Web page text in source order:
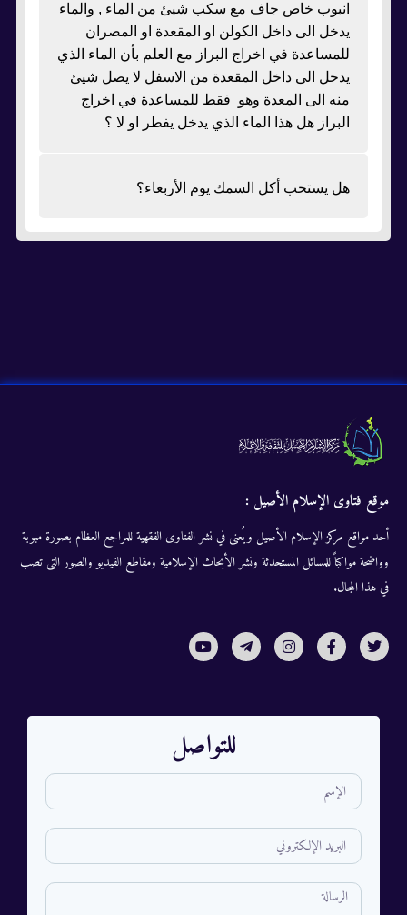
انبوب خاص جاف مع سكب شيئ من الماء , والماء
يدخل الى داخل الكولن او المقعدة او المصران
للمساعدة في اخراج البراز مع العلم بأن الماء الذي
يدحل الى داخل المقعدة من الاسفل لا يصل شيئ
منه الى المعدة وهو فقط للمساعدة في اخراج
البراز هل هذا الماء الذي يدخل يفطر او لا ؟
هل يستحب أكل السمك يوم الأربعاء؟
موقع فتاوى الإسلام الأصيل :
أحد مواقع مركز الإسلام الأصيل ويُعنى في نشر الفتاوى الفقهية للمراجع العظام بصورة مبوبة
وواضحة مواكباً للمسائل المستحدثة ونشر الأبحاث الإسلامية ومقاطع الفيديو والصور التى تصب
في هذا المجال.
للتواصل